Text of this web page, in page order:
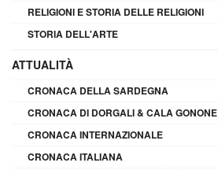
RELIGIONI E STORIA DELLE RELIGIONI
STORIA DELL'ARTE
ATTUALITÀ
CRONACA DELLA SARDEGNA
CRONACA DI DORGALI & CALA GONONE
CRONACA INTERNAZIONALE
CRONACA ITALIANA